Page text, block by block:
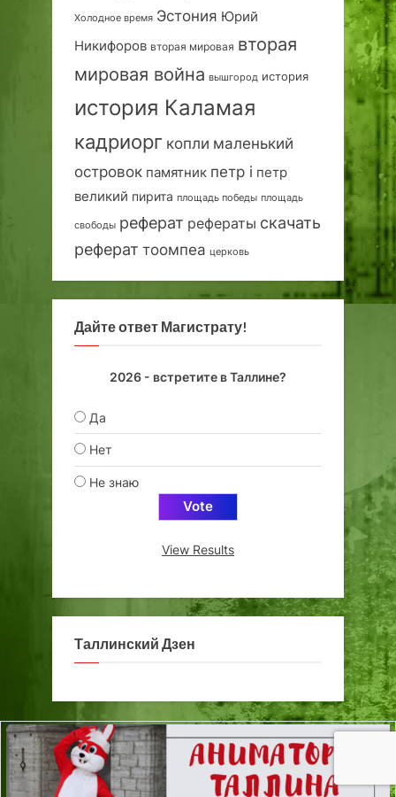
Холодное время Эстония Юрий
Никифоров вторая мировая вторая
мировая война вышгород история
история Каламая
кадриорг копли маленький
островок памятник петр i петр
великий пирита площадь победы площадь
свободы реферат рефераты скачать
реферат тоомпеа церковь
Дайте ответ Магистрату!
2026 - встретите в Таллине?
Да
Нет
Не знаю
View Results
Таллинский Дзен